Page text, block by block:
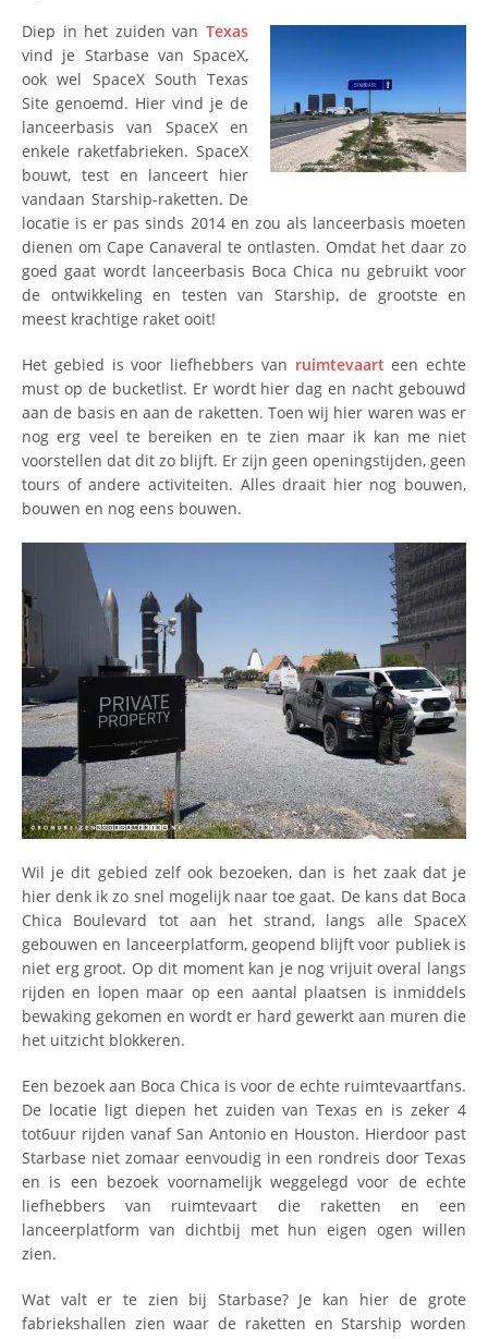
Diep in het zuiden van Texas
vind je Starbase van SpaceX,
ook wel SpaceX South Texas
Site genoemd. Hier vind je de
lanceerbasis van SpaceX en
enkele raketfabrieken. SpaceX
bouwt, test en lanceert hier
vandaan Starship-raketten. De
locatie is er pas sinds 2014 en zou als lanceerbasis moeten
dienen om Cape Canaveral te ontlasten. Omdat het daar zo
goed gaat wordt lanceerbasis Boca Chica nu gebruikt voor
de ontwikkeling en testen van Starship, de grootste en
meest krachtige raket ooit!
Het gebied is voor liefhebbers van ruimtevaart een echte
must op de bucketlist. Er wordt hier dag en nacht gebouwd
aan de basis en aan de raketten. Toen wij hier waren was er
nog erg veel te bereiken en te zien maar ik kan me niet
voorstellen dat dit zo blijft. Er zijn geen openingstijden, geen
tours of andere activiteiten. Alles draait hier nog bouwen,
bouwen en nog eens bouwen.
Wil je dit gebied zelf ook bezoeken, dan is het zaak dat je
hier denk ik zo snel mogelijk naar toe gaat. De kans dat Boca
Chica Boulevard tot aan het strand, langs alle SpaceX
gebouwen en lanceerplatform, geopend blijft voor publiek is
niet erg groot. Op dit moment kan je nog vrijuit overal langs
rijden en lopen maar op een aantal plaatsen is inmiddels
bewaking gekomen en wordt er hard gewerkt aan muren die
het uitzicht blokkeren.
Een bezoek aan Boca Chica is voor de echte ruimtevaartfans.
De locatie ligt diepen het zuiden van Texas en is zeker 4
tot6uur rijden vanaf San Antonio en Houston. Hierdoor past
Starbase niet zomaar eenvoudig in een rondreis door Texas
en is een bezoek voornamelijk weggelegd voor de echte
liefhebbers van ruimtevaart die raketten en een
lanceerplatform van dichtbij met hun eigen ogen willen
zien.
Wat valt er te zien bij Starbase? Je kan hier de grote
fabriekshallen zien waar de raketten en Starship worden